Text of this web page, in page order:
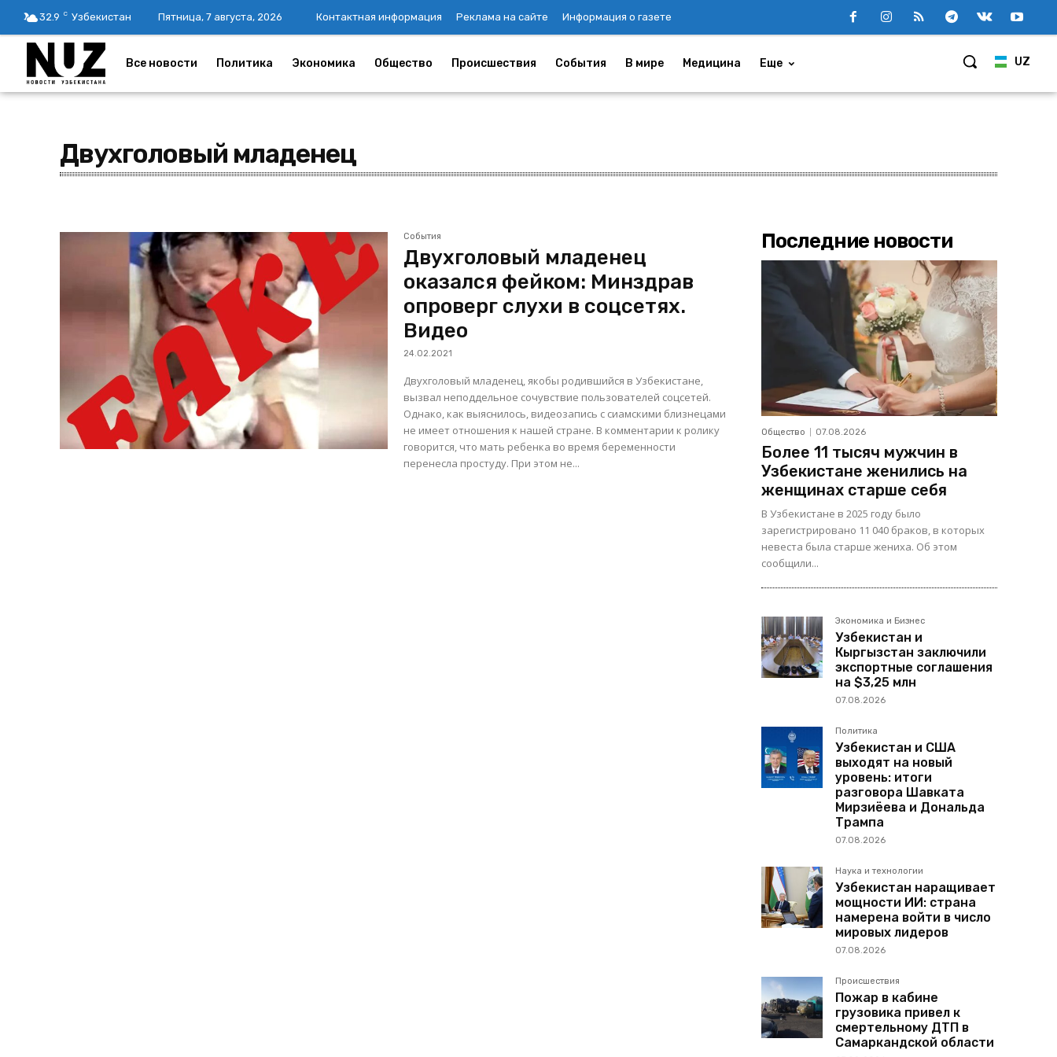
32.9 C Узбекистан Пятница, 7 августа, 2026 Контактная информация Реклама на сайте Информация о газете
UZ
Все новости Политика Экономика Общество Происшествия События В мире Медицина Еще
Двухголовый младенец
События
Двухголовый младенец
оказался фейком: Минздрав
опроверг слухи в соцсетях.
Видео
24.02.2021
Двухголовый младенец, якобы родившийся в Узбекистане,
вызвал неподдельное сочувствие пользователей соцсетей.
Однако, как выяснилось, видеозапись с сиамскими близнецами
не имеет отношения к нашей стране. В комментарии к ролику
говорится, что мать ребенка во время беременности
перенесла простуду. При этом не...
Последние новости
Общество 07.08.2026
Более 11 тысяч мужчин в
Узбекистане женились на
женщинах старше себя
В Узбекистане в 2025 году было
зарегистрировано 11 040 браков, в которых
невеста была старше жениха. Об этом
сообщили...
Экономика и Бизнес
Узбекистан и
Кыргызстан заключили
экспортные соглашения
на $3,25 млн
07.08.2026
Политика
Узбекистан и США
выходят на новый
уровень: итоги
разговора Шавката
Мирзиёева и Дональда
Трампа
07.08.2026
Наука и технологии
Узбекистан наращивает
мощности ИИ: страна
намерена войти в число
мировых лидеров
07.08.2026
Происшествия
Пожар в кабине
грузовика привел к
смертельному ДТП в
Самаркандской области